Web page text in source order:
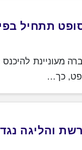
תתחיל
מעוניינת
כך…
והליגה